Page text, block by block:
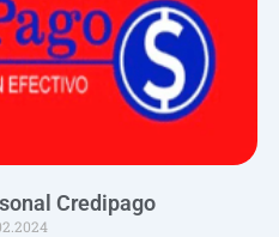
Credipago